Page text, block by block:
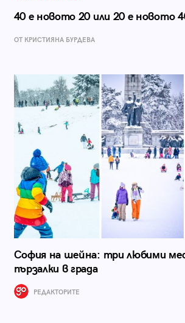
40 е новото 20 или 20 е новото
ОТ КРИСТИЯНА БУРДЕВА
София на шейна: три любими
пързалки в града
РЕДАКТОРИТЕ